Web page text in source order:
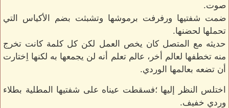
صوت.
ضمت شفتيها ورفرفت برموشها وتشبثت بضم الأكياس التي
تحملها لحضنها.
حديثه مع المتصل كان يخص العمل لكن كل كلمة كانت تخرج
منه تخطفها لعالم أخر، عالم تعلم أنه لن يجمعها به لكنها اِختارت
أن تضعه بعالمها الوردي.
اختلس النظر إليها ؛فسقطت عيناه على شفتيها المطلية بطلاء
وردي خفيف.